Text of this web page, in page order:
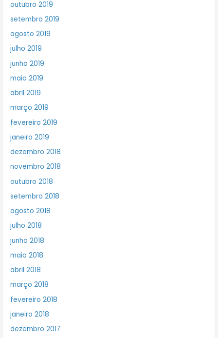
outubro 2019
setembro 2019
agosto 2019
julho 2019
junho 2019
maio 2019
abril 2019
março 2019
fevereiro 2019
janeiro 2019
dezembro 2018
novembro 2018
outubro 2018
setembro 2018
agosto 2018
julho 2018
junho 2018
maio 2018
abril 2018
março 2018
fevereiro 2018
janeiro 2018
dezembro 2017